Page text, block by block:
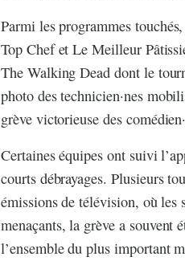
Parmi les programmes
Top Chef et Le Meilleur
The Walking Dead dont le
photo des technicien·nes
grève victorieuse des
Certaines équipes ont suivi
courts débrayages. Plusieurs
émissions de télévision, où les
menaçants, la grève a souvent
l’ensemble du plus important